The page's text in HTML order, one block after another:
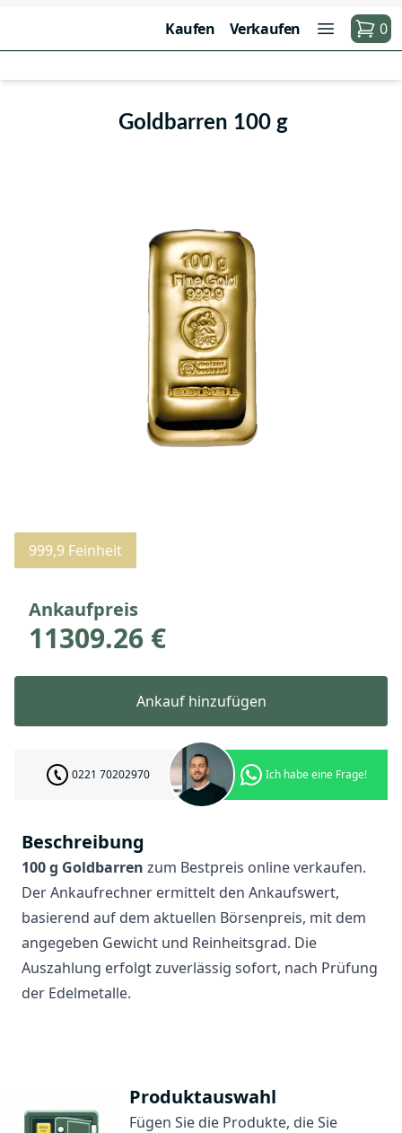
Kaufen Verkaufen 0
Goldbarren 100 g
999,9 Feinheit
Ankaufpreis
11309.26 €
Ankauf hinzufügen
0221 70202970 Ich habe eine Frage!
Beschreibung
100 g Goldbarren zum Bestpreis online verkaufen.
Der Ankaufrechner ermittelt den Ankaufswert,
basierend auf dem aktuellen Börsenpreis, mit dem
angegeben Gewicht und Reinheitsgrad. Die
Auszahlung erfolgt zuverlässig sofort, nach Prüfung
der Edelmetalle.
Produktauswahl
Fügen Sie die Produkte, die Sie